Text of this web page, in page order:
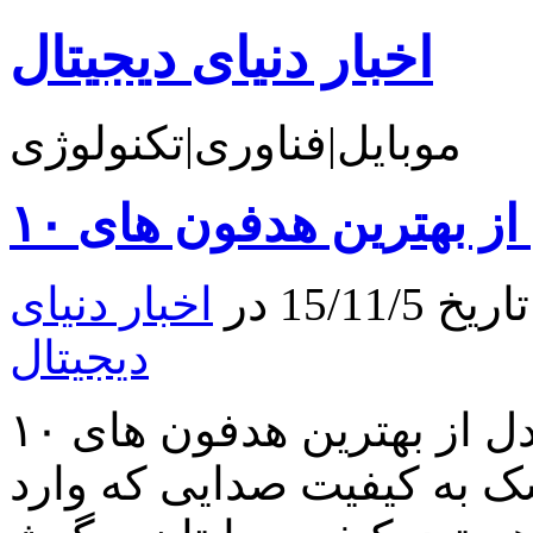
اخبار دنیای دیجیتال
موبایل|فناوری|تکنولوژی
5 در
اخبار دنیای
دیجیتال
۱۰ مدل از بهترین هدفون های In-Ear اگر علاقه مند به
کیفیت صدایی که وارد